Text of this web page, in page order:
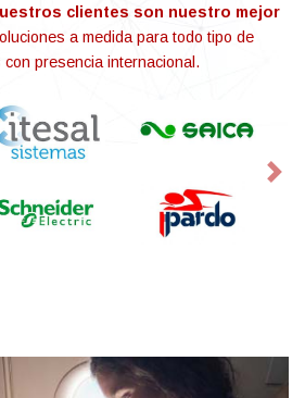
clientes son nuestro mejor
a medida para todo tipo de
presencia internacional.